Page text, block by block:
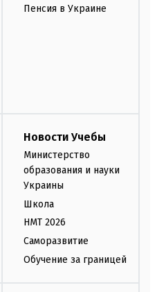
Пенсия в Украине
Новости Учебы
Министерство
образования и науки
Украины
Школа
НМТ 2026
Саморазвитие
Обучение за границей